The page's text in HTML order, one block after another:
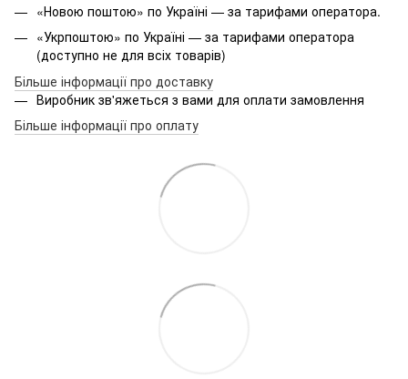
«Новою поштою» по Україні — за тарифами оператора.
«Укрпоштою» по Україні — за тарифами оператора
(доступно не для всіх товарів)
Більше інформації про доставку
Виробник зв'яжеться з вами для оплати замовлення
Більше інформації про оплату